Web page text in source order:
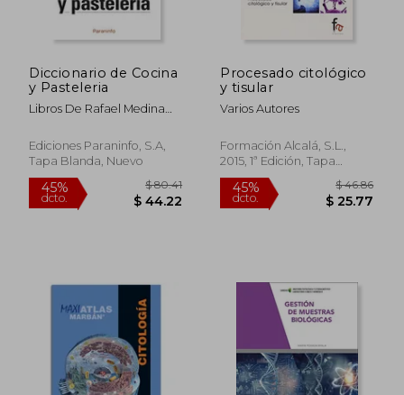
Diccionario de Cocina
y Pasteleria
Libros De Rafael Medina
Ediciones Paraninfo, S.A,
Tapa Blanda, Nuevo
45%
Procesado citológico
y tisular
Varios Autores
Formación Alcalá, S.L.,
2015, 1ª Edición, Tapa
Blanda, Nuevo
45%